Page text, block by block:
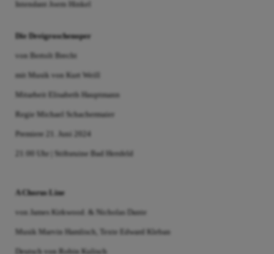
Intendant Joern Hinkel
Die Dreigroschenoper
von Bertolt Brecht
mit Musik von Kurt Weill
Mitarbeit Elisabeth Hauptmann
Regie Michael Schachermaier
Premiere 21. Juni 2024
21:00 Uhr | Stiftsruine Bad Hersfeld
A Chorus Line
von James Kirkwood. & Nicholas Dante
Musik Marvin Hamlisch, Texte Edward Kleban
Deutsch von Robin Kulisch